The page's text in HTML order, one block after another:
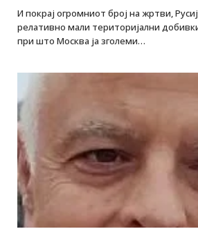
И покрај огромниот број на жртви,
релативно мали територијални
при што Москва ја зголеми…